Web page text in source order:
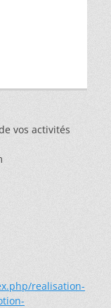
vos activités
realisation-